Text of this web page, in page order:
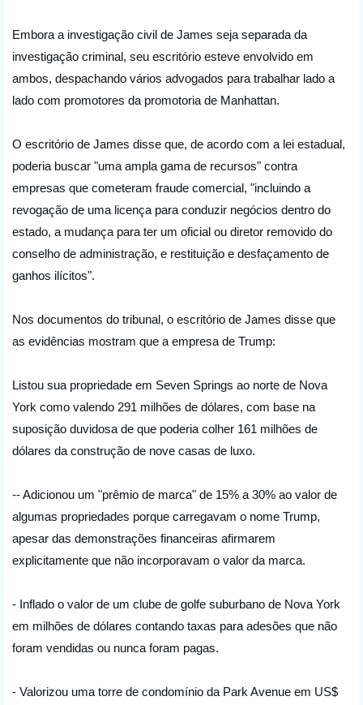
Embora a investigação civil de James seja separada da
investigação criminal, seu escritório esteve envolvido em
ambos, despachando vários advogados para trabalhar lado a
lado com promotores da promotoria de Manhattan.
O escritório de James disse que, de acordo com a lei estadual,
poderia buscar "uma ampla gama de recursos" contra
empresas que cometeram fraude comercial, "incluindo a
revogação de uma licença para conduzir negócios dentro do
estado, a mudança para ter um oficial ou diretor removido do
conselho de administração, e restituição e desfaçamento de
ganhos ilícitos".
Nos documentos do tribunal, o escritório de James disse que
as evidências mostram que a empresa de Trump:
Listou sua propriedade em Seven Springs ao norte de Nova
York como valendo 291 milhões de dólares, com base na
suposição duvidosa de que poderia colher 161 milhões de
dólares da construção de nove casas de luxo.
-- Adicionou um "prêmio de marca" de 15% a 30% ao valor de
algumas propriedades porque carregavam o nome Trump,
apesar das demonstrações financeiras afirmarem
explicitamente que não incorporavam o valor da marca.
- Inflado o valor de um clube de golfe suburbano de Nova York
em milhões de dólares contando taxas para adesões que não
foram vendidas ou nunca foram pagas.
- Valorizou uma torre de condomínio da Park Avenue em US$